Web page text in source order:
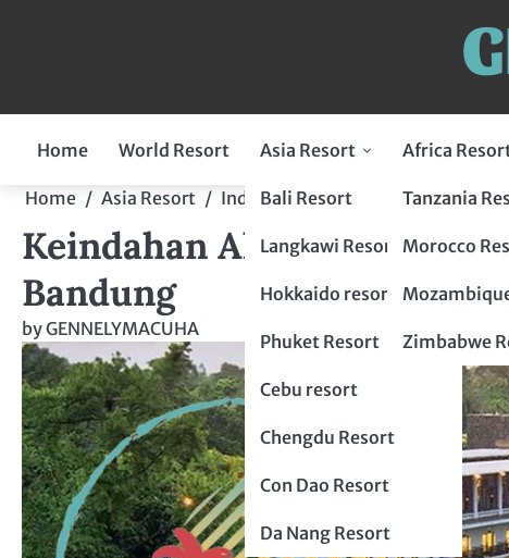
Home World Resort Asia Resort
Indonesia Resort
Bali Resort
Flores Resort
Lombok Resort
Bogor Resort
Malaysia Resort
Langkawi Resort
penang resort
Japan Resort
Hokkaido resort
Tokyo Resort
Thailand Resort
Phuket Resort
Chiang Mai Resort
krabi resort
Philippines Resort
Cebu resort
Palawan resort
China Resort
Chengdu Resort
Hangzhou Resort
Vietnam Resort
Con Dao Resort
Da Nang Resort
Africa
Tanzania
Morocco
Zimbabwe
Home Asia Resort Indonesia Resort Keindahan
Keindahan Alam dan
Bandung
byGENNELYMACUHA